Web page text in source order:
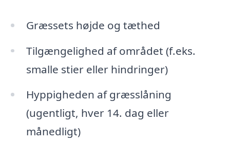
Græssets højde og tæthed
Tilgængelighed af området (f.eks.
smalle stier eller hindringer)
Hyppigheden af græsslåning
(ugentligt, hver 14. dag eller
månedligt)